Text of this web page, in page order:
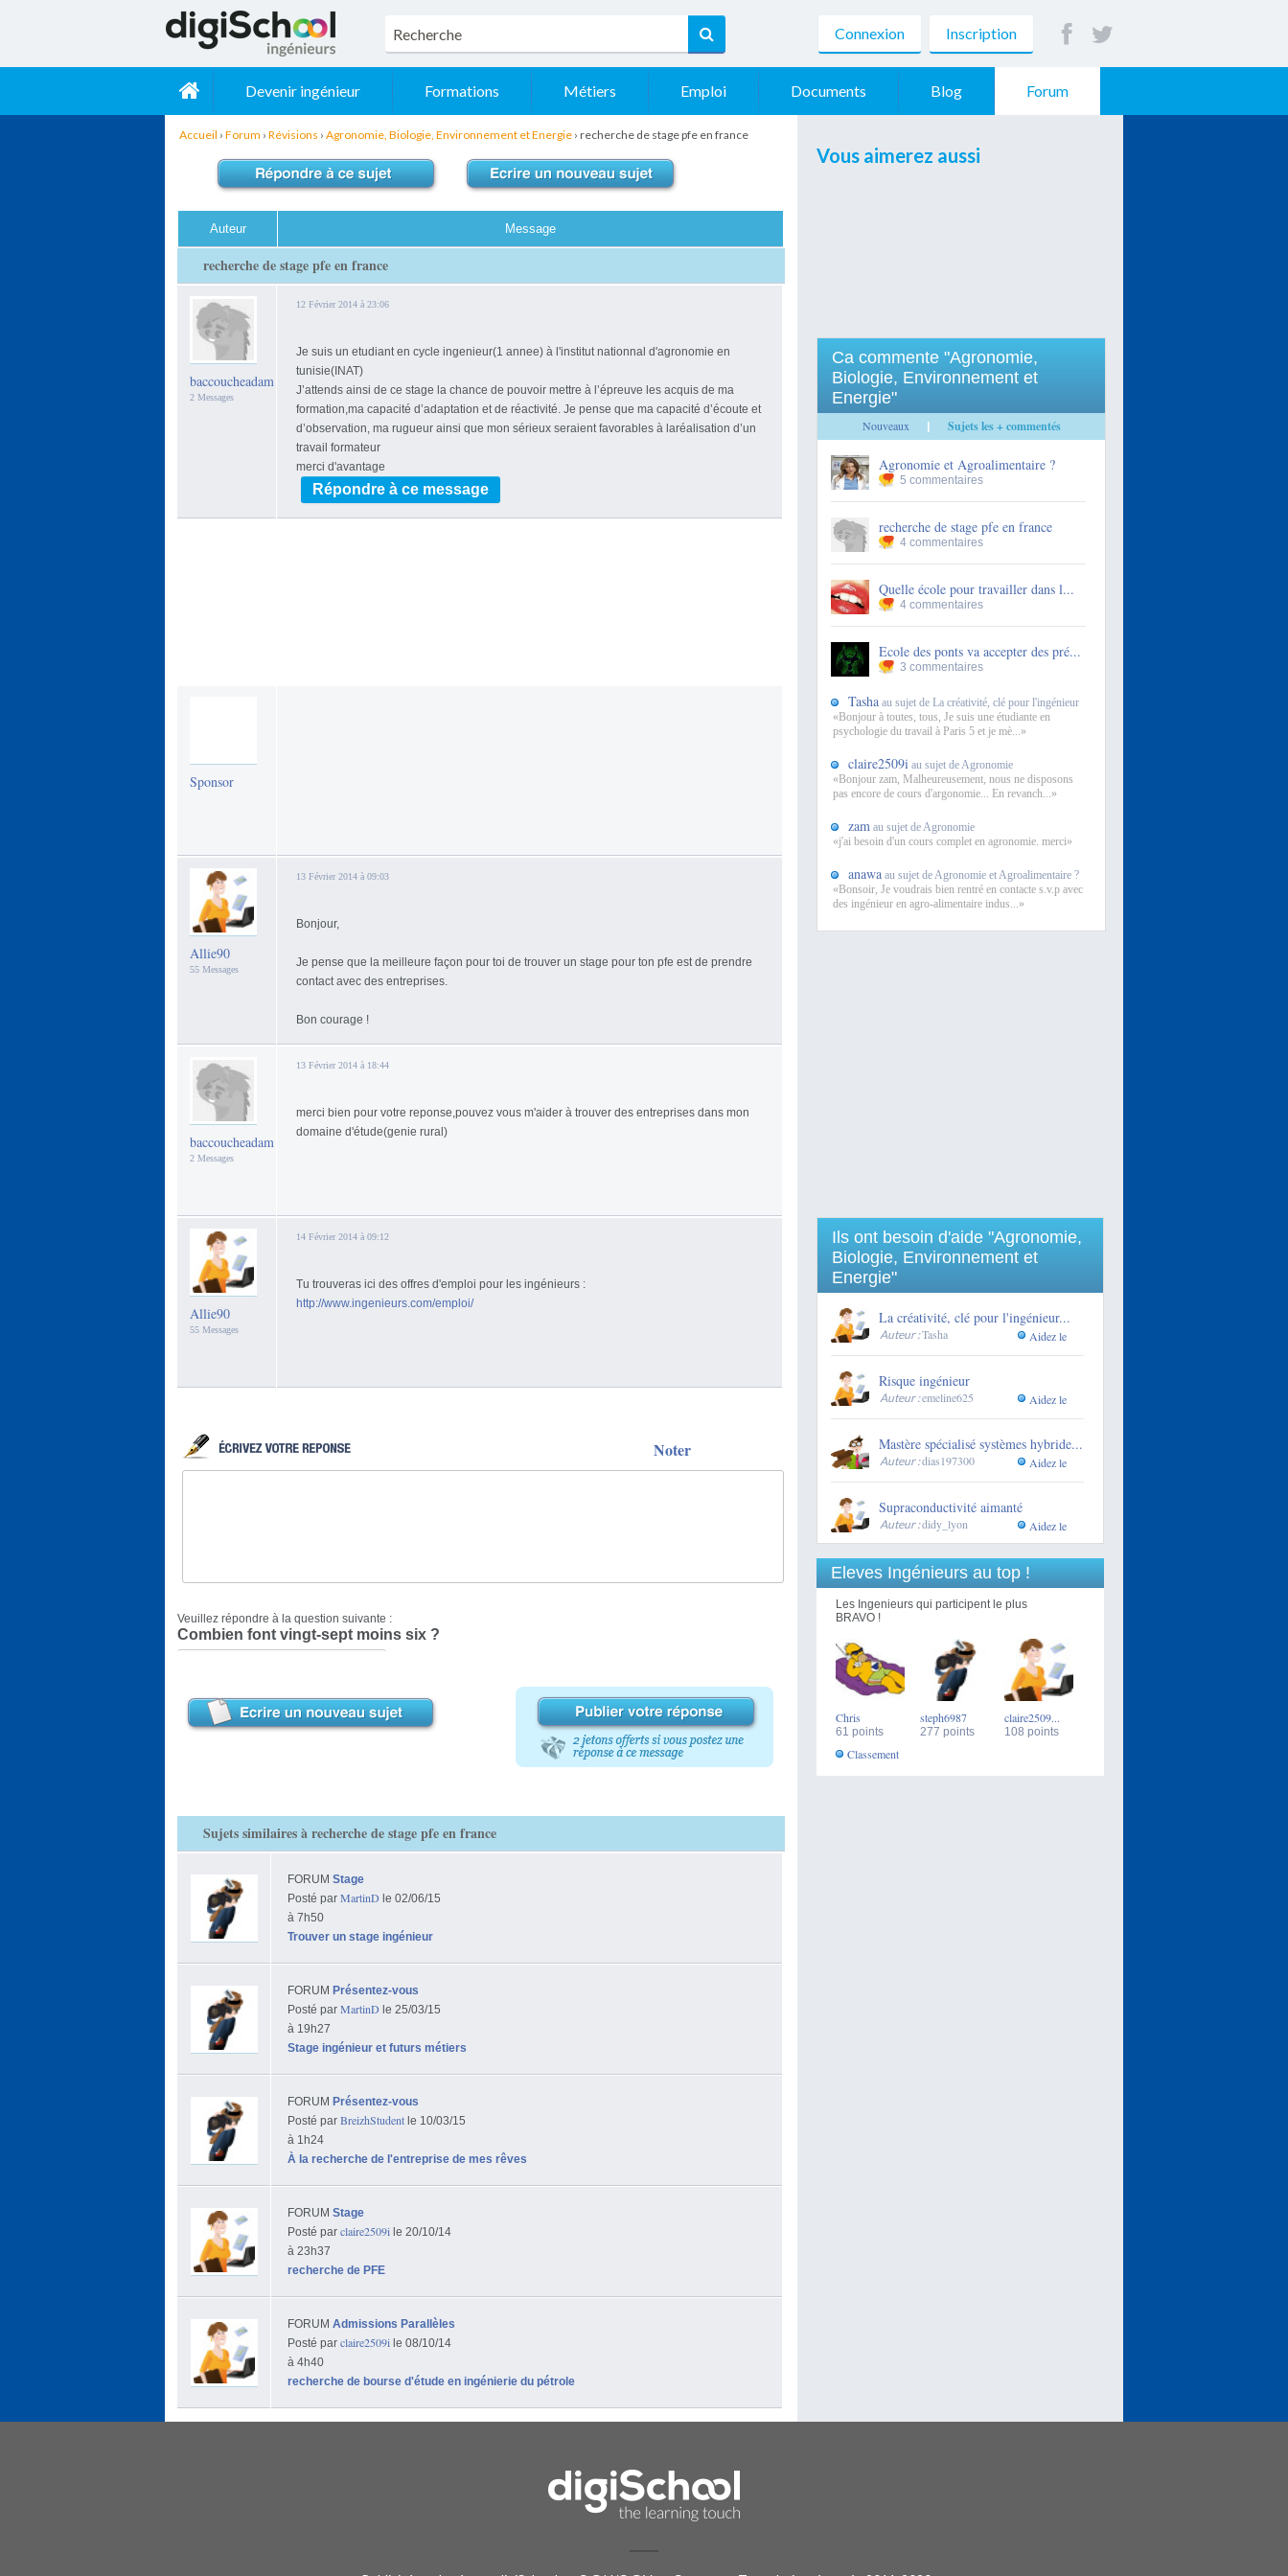
Connexion Inscription
Devenir ingénieur Formations Métiers Emploi Documents Blog Forum
Accueil ›Forum ›Révisions ›Agronomie, Biologie, Environnement et Energie ›recherche de stage pfe en france
Auteur Message
recherche de stage pfe en france
baccoucheadam
2 Messages
12 Février 2014 à 23:06
Je suis un etudiant en cycle ingenieur(1 annee) à l'institut nationnal d'agronomie en
tunisie(INAT)
J’attends ainsi de ce stage la chance de pouvoir mettre à l’épreuve les acquis de ma
formation,ma capacité d’adaptation et de réactivité. Je pense que ma capacité d’écoute et
d’observation, ma rugueur ainsi que mon sérieux seraient favorables à laréalisation d’un
travail formateur
merci d'avantage
Répondre à ce message
Sponsor
Allie90
55 Messages
13 Février 2014 à 09:03
Bonjour,
Je pense que la meilleure façon pour toi de trouver un stage pour ton pfe est de prendre
contact avec des entreprises.
Bon courage !
baccoucheadam
2 Messages
13 Février 2014 à 18:44
merci bien pour votre reponse,pouvez vous m'aider à trouver des entreprises dans mon
domaine d'étude(genie rural)
Allie90
55 Messages
14 Février 2014 à 09:12
Tu trouveras ici des offres d'emploi pour les ingénieurs :
http://www.ingenieurs.com/emploi/
Noter
Veuillez répondre à la question suivante :
Combien font vingt-sept moins six ?
Sujets similaires à recherche de stage pfe en france
FORUMStage
Posté parMartinD le 02/06/15
à 7h50
Trouver un stage ingénieur
FORUM Présentez-vous
Posté parMartinD le 25/03/15
à 19h27
Stage ingénieur et futurs métiers
FORUM Présentez-vous
Posté parBreizhStudent le 10/03/15
à 1h24
À la recherche de l'entreprise de mes rêves
FORUMStage
Posté parclaire2509i le 20/10/14
à 23h37
recherche de PFE
FORUMAdmissions Parallèles
Posté parclaire2509i le 08/10/14
à 4h40
recherche de bourse d'étude en ingénierie du pétrole
Vous aimerez aussi
Ca commente "Agronomie,
Biologie, Environnement et
Energie"
Nouveaux | Sujets les + commentés
Agronomie et Agroalimentaire ?
5 commentaires
recherche de stage pfe en france
4 commentaires
Quelle école pour travailler dans l...
4 commentaires
Ecole des ponts va accepter des pré...
3 commentaires
Tasha au sujet de La créativité, clé pour l'ingénieur
«Bonjour à toutes, tous, Je suis une étudiante en
psychologie du travail à Paris 5 et je mè...»
claire2509i au sujet de Agronomie
«Bonjour zam, Malheureusement, nous ne disposons
pas encore de cours d'argonomie... En revanch...»
zam au sujet de Agronomie
«j'ai besoin d'un cours complet en agronomie. merci»
anawa au sujet de Agronomie et Agroalimentaire ?
«Bonsoir, Je voudrais bien rentré en contacte s.v.p avec
des ingénieur en agro-alimentaire indus...»
Ils ont besoin d'aide "Agronomie,
Biologie, Environnement et
Energie"
La créativité, clé pour l'ingénieur...
Auteur :Tasha Aidez le
Risque ingénieur
Auteur :emeline625 Aidez le
Mastère spécialisé systèmes hybride...
Auteur :dias197300 Aidez le
Supraconductivité aimanté
Auteur :didy_lyon Aidez le
Eleves Ingénieurs au top !
Les Ingenieurs qui participent le plus
BRAVO !
Chris
61 points
steph6987
277 points
claire2509...
108 points
Classement